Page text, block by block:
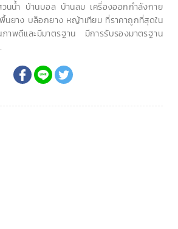
วนน้ำ บ้านบอล บ้านลม เครื่องออกกำลังกาย
นยาง บล็อกยาง หญ้าเทียม ที่ราคาถูกที่สุดใน
าพดีและมีมาตรฐาน มีการรับรองมาตรฐาน